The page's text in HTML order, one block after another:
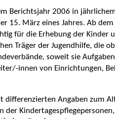
Berichtsjahr 2006 in
15. März eines Jahres. Ab
für die Erhebung der Kinder
Träger der Jugendhilfe, die
soweit sie
innen von Einrichtungen,
differenzierten Angaben zum
der